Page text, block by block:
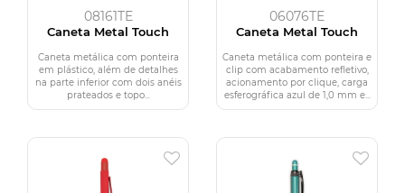
08161TE
Caneta Metal Touch
Caneta metálica com ponteira
em plástico, além de detalhes
na parte inferior com dois anéis
prateados e topo...
06076TE
Caneta Metal Touch
Caneta metálica com ponteira e
clip com acabamento refletivo,
acionamento por clique, carga
esferográfica azul de 1,0 mm e...